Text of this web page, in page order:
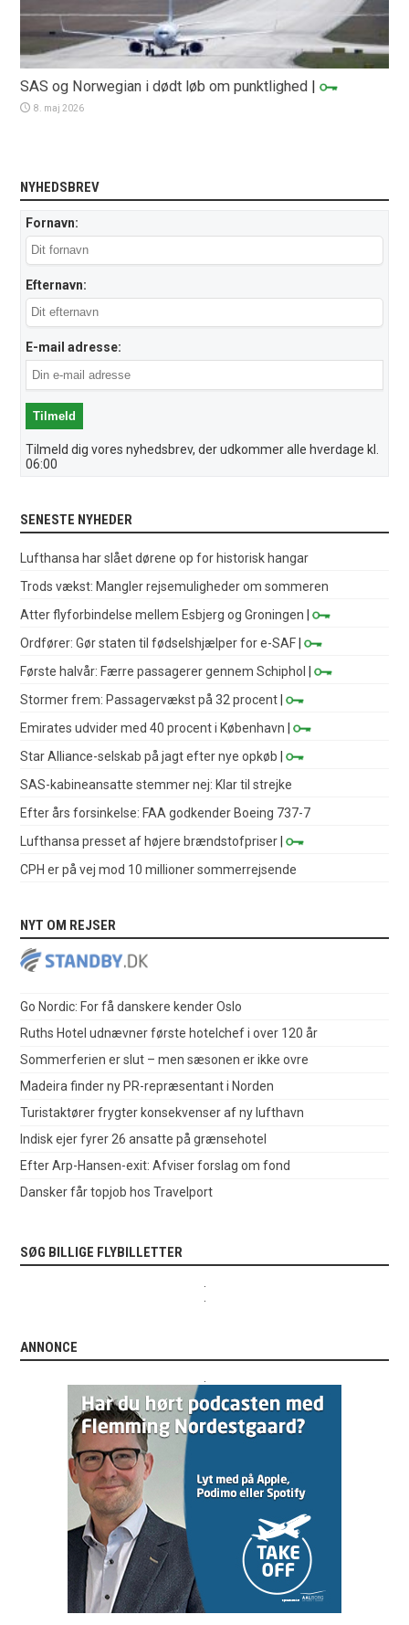
SAS og Norwegian i dødt løb om punktlighed |
8. maj 2026
NYHEDSBREV
Fornavn:
Efternavn:
E-mail adresse:
Tilmeld dig vores nyhedsbrev, der udkommer alle hverdage kl.
06:00
SENESTE NYHEDER
Lufthansa har slået dørene op for historisk hangar
Trods vækst: Mangler rejsemuligheder om sommeren
Atter flyforbindelse mellem Esbjerg og Groningen |
Ordfører: Gør staten til fødselshjælper for e-SAF |
Første halvår: Færre passagerer gennem Schiphol
|
Stormer frem: Passagervækst på 32 procent |
Emirates udvider med 40 procent i København |
Star Alliance-selskab på jagt efter nye opkøb |
SAS-kabineansatte stemmer nej: Klar til strejke
Efter års forsinkelse: FAA godkender Boeing 737-7
Lufthansa presset af højere brændstofpriser |
CPH er på vej mod 10 millioner sommerrejsende
NYT OM REJSER
Go Nordic: For få danskere kender Oslo
Ruths Hotel udnævner første hotelchef i over 120 år
Sommerferien er slut – men sæsonen er ikke ovre
Madeira finder ny PR-repræsentant i Norden
Turistaktører frygter konsekvenser af ny lufthavn
Indisk ejer fyrer 26 ansatte på grænsehotel
Efter Arp-Hansen-exit: Afviser forslag om fond
Dansker får topjob hos Travelport
SØG BILLIGE FLYBILLETTER
ANNONCE